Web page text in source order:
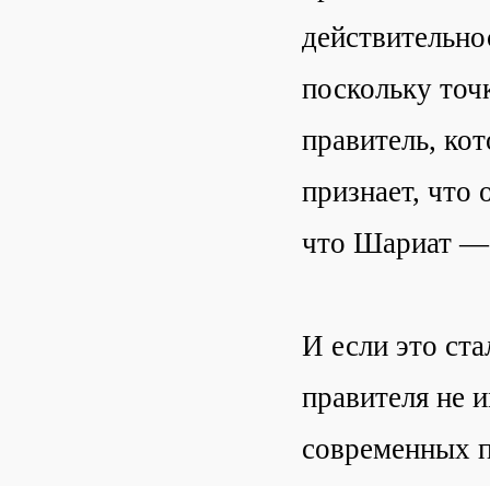
поскольку
правитель,
признает, что
что Шариат
И если это
правителя не
современных